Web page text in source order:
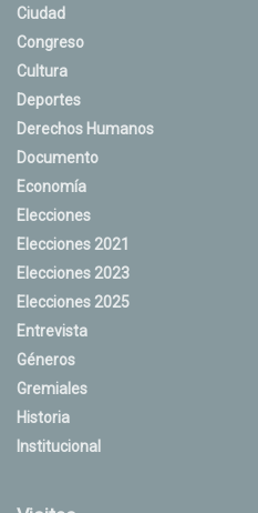
Ciudad
Congreso
Cultura
Deportes
Derechos Humanos
Documento
Economía
Elecciones
Elecciones 2021
Elecciones 2023
Elecciones 2025
Entrevista
Géneros
Gremiales
Historia
Institucional